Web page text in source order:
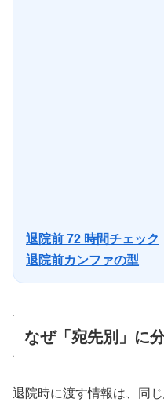
退院前 72 時間チェック
退院前カンファの型
なぜ「宛先別」に
退院時に渡す情報は、同